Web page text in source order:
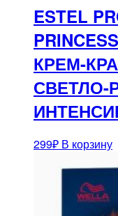
ESTEL
КРЕМ-
299₽ В корзину